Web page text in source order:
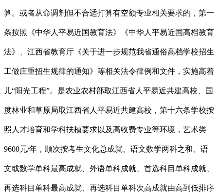
算。或者从命调剂但不合适打算有空额专业相关要求的，第一
条按照《中华人平易近国教育法》《中华人平易近国高档教育
法》、江西省教育厅《关于进一步规范我省通俗高档学校招生
工做庄重招生规律的通知》等相关法令律例和文件，实施高着
儿“阳光工程”。是农业农村部取江西省人平易近共建高校、国
度林业和草原局取江西省人平易近共建高校，第十六条学校按
照人才培育和学科扶植要求以及高收费专业等环境，艺术类
9600元/年，顺次按考生文化总成就、语文数学两科之和、语
文或数学单科最高成就、外语单科成就、首选科目单科成就、
再选科目单科最高成就、再选科目单科次高成就由高到低排序